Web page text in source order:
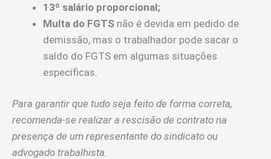
13º salário proporcional;
Multa do FGTS não é devida em pedido de
demissão, mas o trabalhador pode sacar o
saldo do FGTS em algumas situações
específicas.
Para garantir que tudo seja feito de forma correta,
recomenda-se realizar a rescisão de contrato na
presença de um representante do sindicato ou
advogado trabalhista.